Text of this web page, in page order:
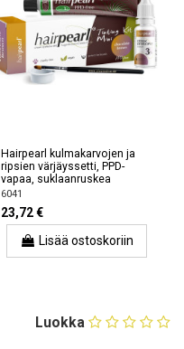
Hairpearl kulmakarvojen ja
ripsien värjäyssetti, PPD-
vapaa, suklaanruskea
6041
23,72 €
Lisää ostoskoriin
Luokka